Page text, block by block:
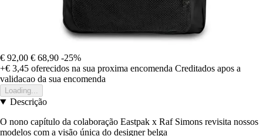
€ 92,00 € 68,90 -25%
+€ 3,45 oferecidos na sua proxima encomenda Creditados apos a
validacao da sua encomenda
Loading...
Descrição
O nono capítulo da colaboração Eastpak x Raf Simons revisita nossos
modelos com a visão única do designer belga